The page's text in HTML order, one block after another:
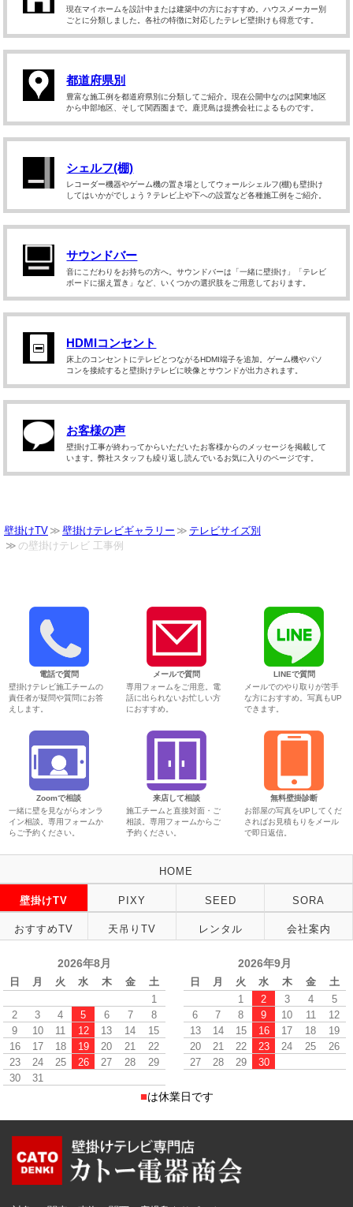
現在マイホームを設計中または建築中の方におすすめ。ハウスメーカー別
ごとに分類しました。各社の特徴に対応したテレビ壁掛けも得意です。
都道府県別
豊富な施工例を都道府県別に分類してご紹介。現在公開中なのは関東地区
から中部地区、そして関西圏まで。鹿児島は提携会社によるものです。
シェルフ(棚)
レコーダー機器やゲーム機の置き場としてウォールシェルフ(棚)も壁掛け
してはいかがでしょう？テレビ上や下への設置など各種施工例をご紹介。
サウンドバー
音にこだわりをお持ちの方へ。サウンドバーは「一緒に壁掛け」「テレビ
ボードに据え置き」など、いくつかの選択肢をご用意しております。
HDMIコンセント
床上のコンセントにテレビとつながるHDMI端子を追加。ゲーム機やパソ
コンを接続すると壁掛けテレビに映像とサウンドが出力されます。
お客様の声
壁掛け工事が終わってからいただいたお客様からのメッセージを掲載して
います。弊社スタッフも繰り返し読んでいるお気に入りのページです。
壁掛けTV 壁掛けテレビギャラリー
テレビサイズ別
の壁掛けテレビ 工事例
電話で質問
壁掛けテレビ施工チームの
責任者が疑問や質問にお答
えします。
メールで質問
専用フォームをご用意。電
話に出られないお忙しい方
におすすめ。
LINEで質問
メールでのやり取りが苦手
な方におすすめ。写真もUP
できます。
Zoomで相談
一緒に壁を見ながらオンラ
イン相談。専用フォームか
らご予約ください。
来店して相談
施工チームと直接対面・ご
相談。専用フォームからご
予約ください。
無料壁掛診断
お部屋の写真をUPしてくだ
さればお見積もりをメール
で即日返信。
HOME
壁掛けTV PIXY SEED SORA
おすすめTV 天吊りTV レンタル 会社案内
2026年8月
日 月 火 水 木 金
土
1
2
3 4 5 6 7
8
9
10 11 12 13 14
15
16
17 18 19 20 21
22
23
24 25 26 27 28
29
30
31
2026年9月
日 月 火 水 木 金
土
1
2 3 4
5
6
7 8 9 10 11
12
13
14 15 16 17 18
19
20
21 22 23 24 25
26
27
28 29 30
■は休業日です